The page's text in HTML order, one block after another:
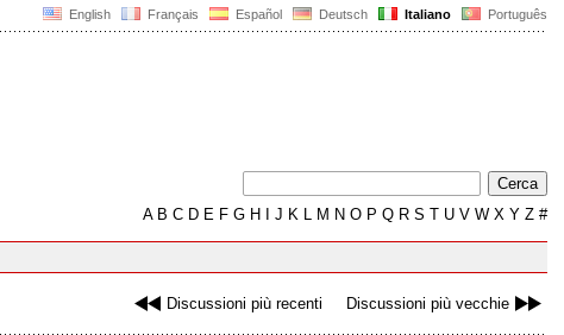
English Français Español Deutsch Italiano Português
AB C D E F G H J K L M N O P Q R S T U V W X Y Z #
Discussioni più recenti Discussioni più vecchie